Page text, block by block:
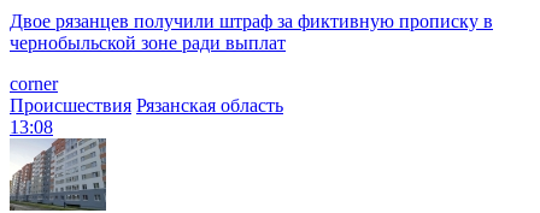
Двое рязанцев получили штраф за фиктивную прописку в
чернобыльской зоне ради выплат
corner
Происшествия Рязанская область
13:08